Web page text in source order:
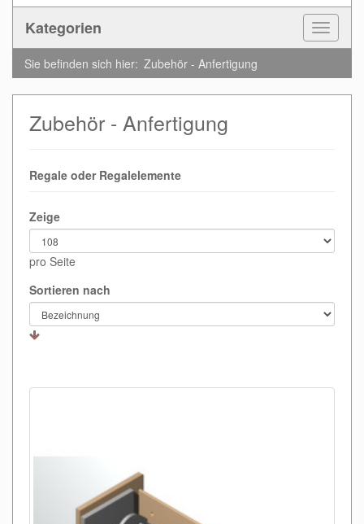
Kategorien
Toggle
Sie befinden sich hier: Zubehör - Anfertigung
Zubehör - Anfertigung
Regale oder Regalelemente
Zeige
pro Seite
Sortieren nach